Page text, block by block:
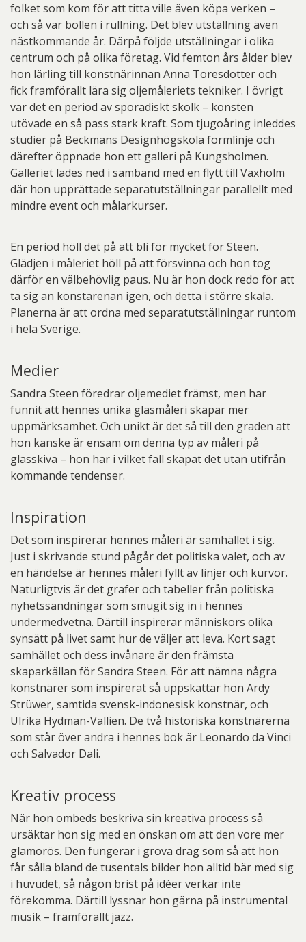
folket som kom för att titta ville även köpa verken –
och så var bollen i rullning. Det blev utställning även
nästkommande år. Därpå följde utställningar i olika
centrum och på olika företag. Vid femton års ålder blev
hon lärling till konstnärinnan Anna Toresdotter och
fick framförallt lära sig oljemåleriets tekniker. I övrigt
var det en period av sporadiskt skolk – konsten
utövade en så pass stark kraft. Som tjugoåring inleddes
studier på Beckmans Designhögskola formlinje och
därefter öppnade hon ett galleri på Kungsholmen.
Galleriet lades ned i samband med en flytt till Vaxholm
där hon upprättade separatutställningar parallellt med
mindre event och målarkurser.
En period höll det på att bli för mycket för Steen.
Glädjen i måleriet höll på att försvinna och hon tog
därför en välbehövlig paus. Nu är hon dock redo för att
ta sig an konstarenan igen, och detta i större skala.
Planerna är att ordna med separatutställningar runtom
i hela Sverige.
Medier
Sandra Steen föredrar oljemediet främst, men har
funnit att hennes unika glasmåleri skapar mer
uppmärksamhet. Och unikt är det så till den graden att
hon kanske är ensam om denna typ av måleri på
glasskiva – hon har i vilket fall skapat det utan utifrån
kommande tendenser.
Inspiration
Det som inspirerar hennes måleri är samhället i sig.
Just i skrivande stund pågår det politiska valet, och av
en händelse är hennes måleri fyllt av linjer och kurvor.
Naturligtvis är det grafer och tabeller från politiska
nyhetssändningar som smugit sig in i hennes
undermedvetna. Därtill inspirerar människors olika
synsätt på livet samt hur de väljer att leva. Kort sagt
samhället och dess invånare är den främsta
skaparkällan för Sandra Steen. För att nämna några
konstnärer som inspirerat så uppskattar hon Ardy
Strüwer, samtida svensk-indonesisk konstnär, och
Ulrika Hydman-Vallien. De två historiska konstnärerna
som står över andra i hennes bok är Leonardo da Vinci
och Salvador Dali.
Kreativ process
När hon ombeds beskriva sin kreativa process så
ursäktar hon sig med en önskan om att den vore mer
glamorös. Den fungerar i grova drag som så att hon
får sålla bland de tusentals bilder hon alltid bär med sig
i huvudet, så någon brist på idéer verkar inte
förekomma. Därtill lyssnar hon gärna på instrumental
musik – framförallt jazz.